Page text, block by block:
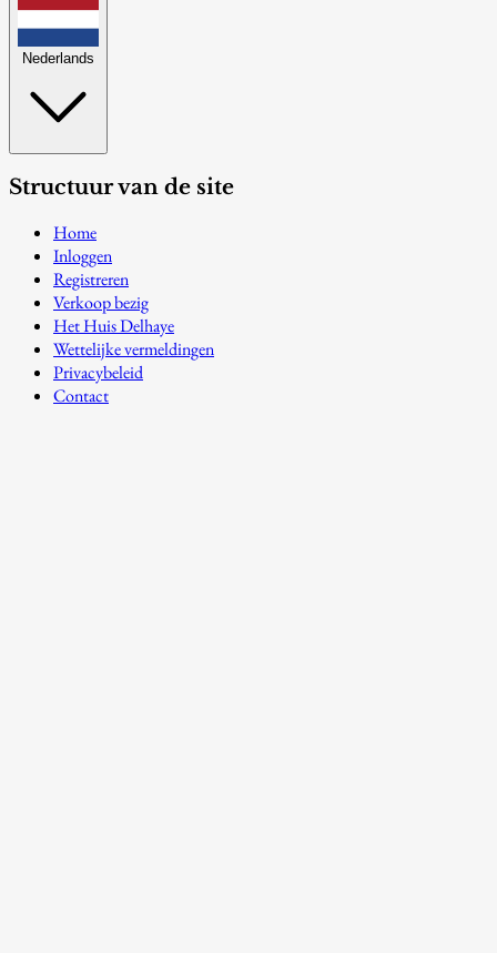
Nederlands
Structuur van de site
Home
Inloggen
Registreren
Verkoop bezig
Het Huis Delhaye
Wettelijke vermeldingen
Privacybeleid
Contact